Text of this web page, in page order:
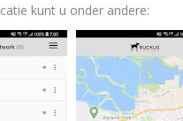
kunt u onder andere: